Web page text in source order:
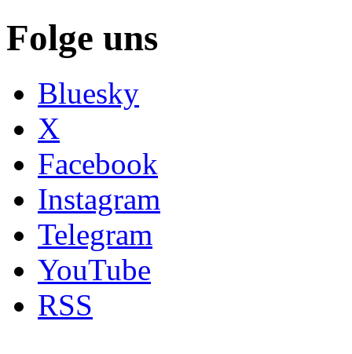
Folge uns
Bluesky
X
Facebook
Instagram
Telegram
YouTube
RSS